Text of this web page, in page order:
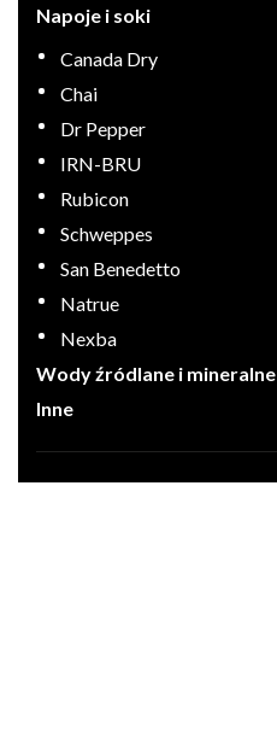
Napoje i soki
Canada Dry
Chai
Dr Pepper
IRN-BRU
Rubicon
Schweppes
San Benedetto
Natrue
Nexba
Wody źródlane i mineralne
Inne